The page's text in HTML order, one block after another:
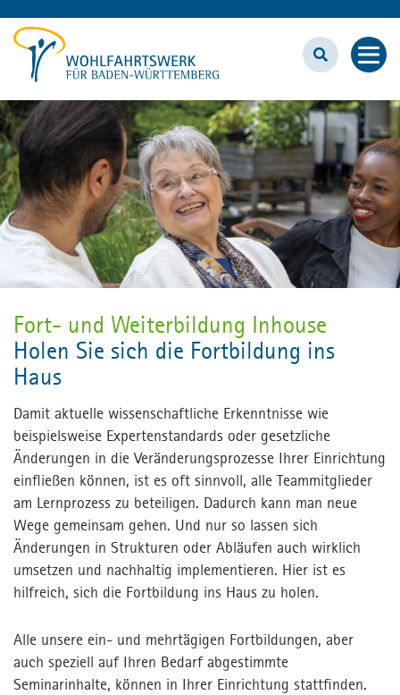
BILDUNGSZENTRUM
Fort- und Weiterbildung
Inhouse
Ausbildungen
Unser Bildungszentrum
0711 61926-821 /-822
Kontakt
Kontakt
Presse
MPortal
Interner Bereich
Fort- und Weiterbildung Inhouse
Holen Sie sich die Fortbildung ins
Haus
Damit aktuelle wissenschaftliche Erkenntnisse wie
beispielsweise Expertenstandards oder gesetzliche
Änderungen in die Veränderungsprozesse Ihrer Einrichtung
einfließen können, ist es oft sinnvoll, alle Teammitglieder
am Lernprozess zu beteiligen. Dadurch kann man neue
Wege gemeinsam gehen. Und nur so lassen sich
Änderungen in Strukturen oder Abläufen auch wirklich
umsetzen und nachhaltig implementieren. Hier ist es
hilfreich, sich die Fortbildung ins Haus zu holen.
Alle unsere ein- und mehrtägigen Fortbildungen, aber
auch speziell auf Ihren Bedarf abgestimmte
Seminarinhalte, können in Ihrer Einrichtung stattfinden.